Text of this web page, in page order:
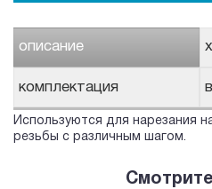
описание
комплектация
Используются для нарезания
резьбы с различным шагом.